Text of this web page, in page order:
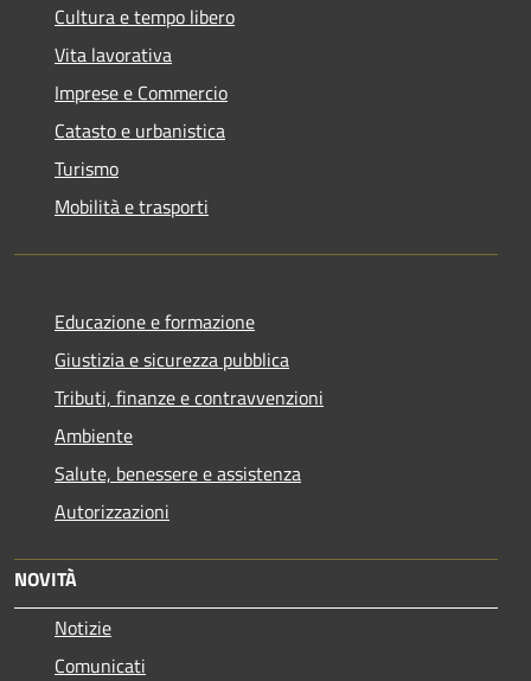
Cultura e tempo libero
Vita lavorativa
Imprese e Commercio
Catasto e urbanistica
Turismo
Mobilità e trasporti
Educazione e formazione
Giustizia e sicurezza pubblica
Tributi, finanze e contravvenzioni
Ambiente
Salute, benessere e assistenza
Autorizzazioni
NOVITÀ
Notizie
Comunicati